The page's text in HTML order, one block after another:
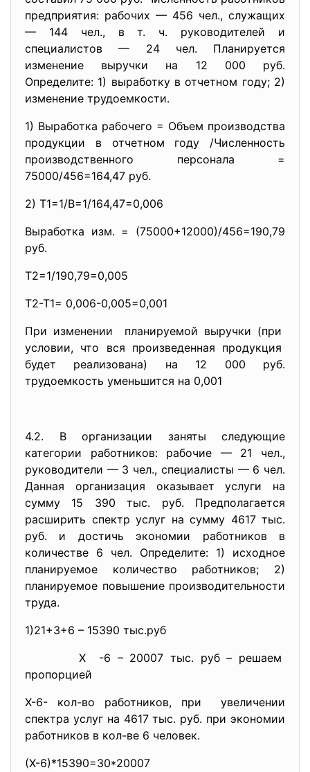
предприятия: рабочих — 456 чел., служащих
— 144 чел., в т. ч. руководителей и
специалистов — 24 чел. Планируется
изменение выручки на 12 000 руб.
Определите: 1) выработку в отчетном году; 2)
изменение трудоемкости.
1) Выработка рабочего = Объем производства
продукции в отчетном году /Численность
производственного персонала =
75000/456=164,47 руб.
2) Т1=1/В=1/164,47=0,006
Выработка изм. = (75000+12000)/456=190,79
руб.
Т2=1/190,79=0,005
Т2-Т1= 0,006-0,005=0,001
При изменении планируемой выручки (при
условии, что вся произведенная продукция
будет реализована) на 12 000 руб.
трудоемкость уменьшится на 0,001
4.2. В организации заняты следующие
категории работников: рабочие — 21 чел.,
руководители — 3 чел., специалисты — 6 чел.
Данная организация оказывает услуги на
сумму 15 390 тыс. руб. Предполагается
расширить спектр услуг на сумму 4617 тыс.
руб. и достичь экономии работников в
количестве 6 чел. Определите: 1) исходное
планируемое количество работников; 2)
планируемое повышение производительности
труда.
1)21+3+6 – 15390 тыс.руб
Х -6 – 20007 тыс. руб – решаем
пропорцией
Х-6- кол-во работников, при увеличении
спектра услуг на 4617 тыс. руб. при экономии
работников в кол-ве 6 человек.
(Х-6)*15390=30*20007